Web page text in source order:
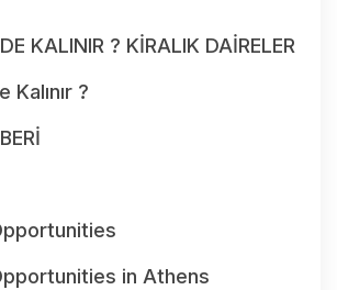
KALINIR ? KİRALIK DAİRELER
Kalınır ?
in Athens